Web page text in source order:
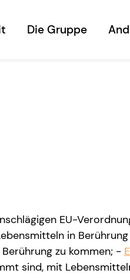
Die Gruppe
EU-
in
zu kommen; -
sind, mit